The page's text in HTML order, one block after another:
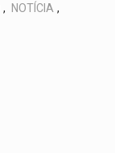
, NOTÍCIA ,